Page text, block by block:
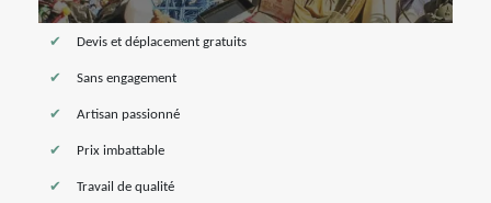
Devis et déplacement gratuits
Sans engagement
Artisan passionné
Prix imbattable
Travail de qualité